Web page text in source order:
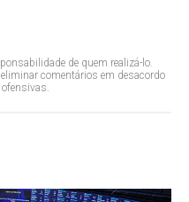
de quem realizá-lo.
comentários em desacordo